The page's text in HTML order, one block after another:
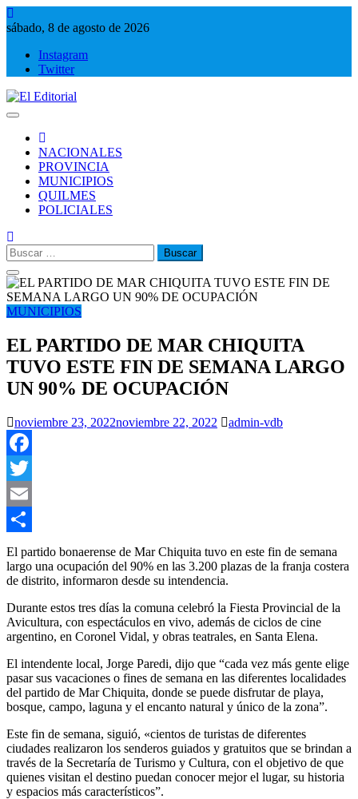
Saltar
al
sábado, 8 de agosto de 2026
Instagram
Twitter
NACIONALES
PROVINCIA
MUNICIPIOS
QUILMES
POLICIALES
Buscar:
MUNICIPIOS
EL PARTIDO DE MAR CHIQUITA
TUVO ESTE FIN DE SEMANA LARGO
UN 90% DE OCUPACIÓN
noviembre 23, 2022noviembre 22, 2022 admin-vdb
Facebook
Twitter
Email
Compartir
El partido bonaerense de Mar Chiquita tuvo en este fin de semana
largo una ocupación del 90% en las 3.200 plazas de la franja costera
de distrito, informaron desde su intendencia.
Durante estos tres días la comuna celebró la Fiesta Provincial de la
Avicultura, con espectáculos en vivo, además de ciclos de cine
argentino, en Coronel Vidal, y obras teatrales, en Santa Elena.
El intendente local, Jorge Paredi, dijo que “cada vez más gente elige
pasar sus vacaciones o fines de semana en las diferentes localidades
del partido de Mar Chiquita, donde se puede disfrutar de playa,
bosque, campo, laguna y el encanto natural y único de la zona”.
Este fin de semana, siguió, «cientos de turistas de diferentes
ciudades realizaron los senderos guiados y gratuitos que se brindan a
través de la Secretaría de Turismo y Cultura, con el objetivo de que
quienes visitan el destino puedan conocer mejor el lugar, su historia
y espacios más característicos”.